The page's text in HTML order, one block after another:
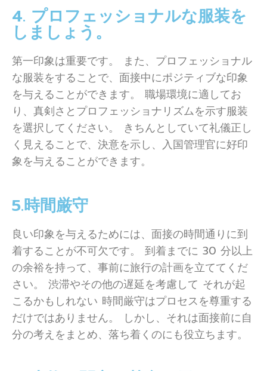
4. プロフェッショナルな服装を
しましょう。
第一印象は重要です。 また、プロフェッショナル
な服装をすることで、面接中にポジティブな印象
を与えることができます。 職場環境に適してお
り、真剣さとプロフェッショナリズムを示す服装
を選択してください。 きちんとしていて礼儀正し
く見えることで、決意を示し、入国管理官に好印
象を与えることができます。
5.時間厳守
良い印象を与えるためには、面接の時間通りに到
着することが不可欠です。 到着までに 30 分以上
の余裕を持って、事前に旅行の計画を立ててくだ
さい。 渋滞やその他の遅延を考慮して それが起
こるかもしれない 時間厳守はプロセスを尊重する
だけではありません。 しかし、それは面接前に自
分の考えをまとめ、落ち着くのにも役立ちます。